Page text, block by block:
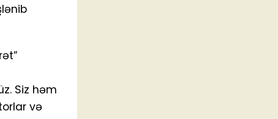
Siz həm
və